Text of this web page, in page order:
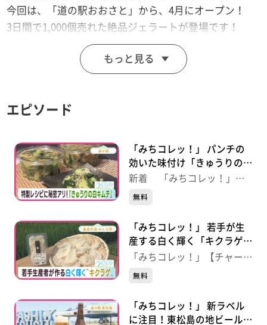
今回は、「道の駅おおさと」から、4月にオープン！
3日間で1,000個売れた絶品ジェラートが登場です！
【放送日：2026年5月12日】
【放送局：東日本放送】
もっと見る
エピソード
「みちコレッ！」 パンチの
効いた味付け「きゅうりの白
キムチ」【青葉区・森の駅】
新着 「みちコレッ！」
【チャージ！】
無料
「みちコレッ！」 若手が生
産する白く輝く「キクラゲ」
【蔵王町・産直市場みんな
「みちコレッ！」【チャー
ジ！】
無料
「みちコレッ！」 新ラベル
に注目！東松島の地ビール